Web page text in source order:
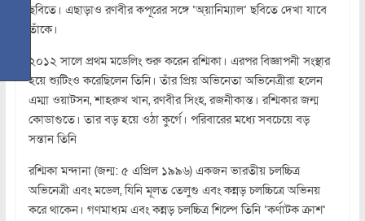
ছবিতে। এছাড়াও রণবীর কপূরের সঙ্গে ‘অ্য়ানিম্যাল’ ছবিতে দেখা যাবে
তাঁকে।
২০১২ সালে প্রথম মডেলিং শুরু করেন রশ্মিকা। এরপর বিজ্ঞাপনী সংস্থার
হয়ে শ্যুটিংও করেছিলেন তিনি। তাঁর প্রিয় অভিনেতা অভিনেত্রীরা হলেন
এম্মা ওয়াটসন, শাহরুখ খান, রণবীর সিংহ, রজনীকান্ত। রশ্মিকার জন্ম
কোডাগুতে। তার বড় হয়ে ওঠা কুর্গে। পরিবারের মধ্যে সবচেয়ে বড়
সন্তান তিনি
রশ্মিকা মন্দানা (জন্ম: ৫ এপ্রিল ১৯৯৬) একজন ভারতীয় চলচ্চিত্র
অভিনেত্রী এবং মডেল, যিনি মূলত তেলুগু এবং কন্নড় চলচ্চিত্রে অভিনয়
করে থাকেন। গণমাধ্যম এবং কন্নড় চলচ্চিত্র শিল্পে তিনি ‘কর্ণাটক ক্রাশ’